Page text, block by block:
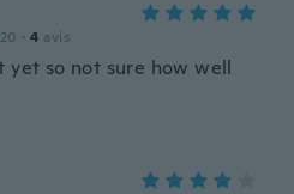
· 4 avis
yet so not sure how well